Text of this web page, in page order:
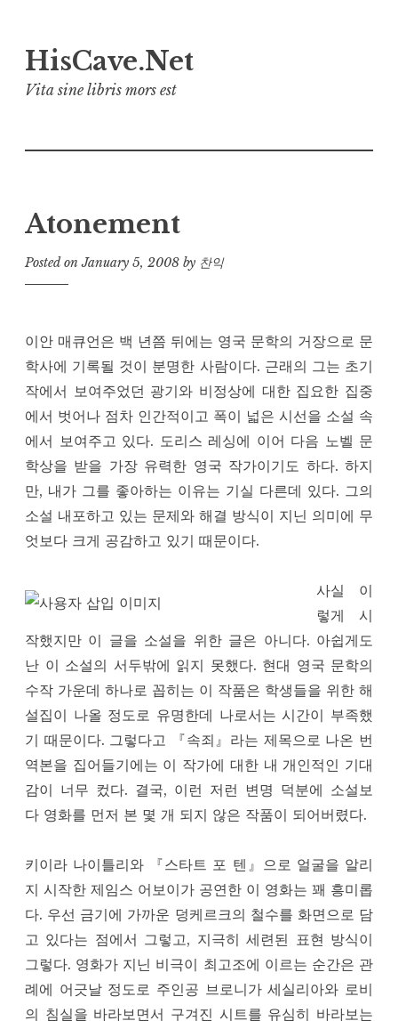
to
content
HisCave.Net
Vita sine libris mors est
Atonement
Posted onJanuary 5, 2008 by 찬익
이안 매큐언은 백 년쯤 뒤에는 영국 문학의 거장으로 문
학사에 기록될 것이 분명한 사람이다. 근래의 그는 초기
작에서 보여주었던 광기와 비정상에 대한 집요한 집중
에서 벗어나 점차 인간적이고 폭이 넓은 시선을 소설 속
에서 보여주고 있다. 도리스 레싱에 이어 다음 노벨 문
학상을 받을 가장 유력한 영국 작가이기도 하다. 하지
만, 내가 그를 좋아하는 이유는 기실 다른데 있다. 그의
소설 내포하고 있는 문제와 해결 방식이 지닌 의미에 무
엇보다 크게 공감하고 있기 때문이다.
사실 이
렇게 시
작했지만 이 글을 소설을 위한 글은 아니다. 아쉽게도
난 이 소설의 서두밖에 읽지 못했다. 현대 영국 문학의
수작 가운데 하나로 꼽히는 이 작품은 학생들을 위한 해
설집이 나올 정도로 유명한데 나로서는 시간이 부족했
기 때문이다. 그렇다고 『속죄』라는 제목으로 나온 번
역본을 집어들기에는 이 작가에 대한 내 개인적인 기대
감이 너무 컸다. 결국, 이런 저런 변명 덕분에 소설보
다 영화를 먼저 본 몇 개 되지 않은 작품이 되어버렸다.
키이라 나이틀리와 『스타트 포 텐』으로 얼굴을 알리
지 시작한 제임스 어보이가 공연한 이 영화는 꽤 흥미롭
다. 우선 금기에 가까운 덩케르크의 철수를 화면으로 담
고 있다는 점에서 그렇고, 지극히 세련된 표현 방식이
그렇다. 영화가 지닌 비극이 최고조에 이르는 순간은 관
례에 어긋날 정도로 주인공 브로니가 세실리아와 로비
의 침실을 바라보면서 구겨진 시트를 유심히 바라보는